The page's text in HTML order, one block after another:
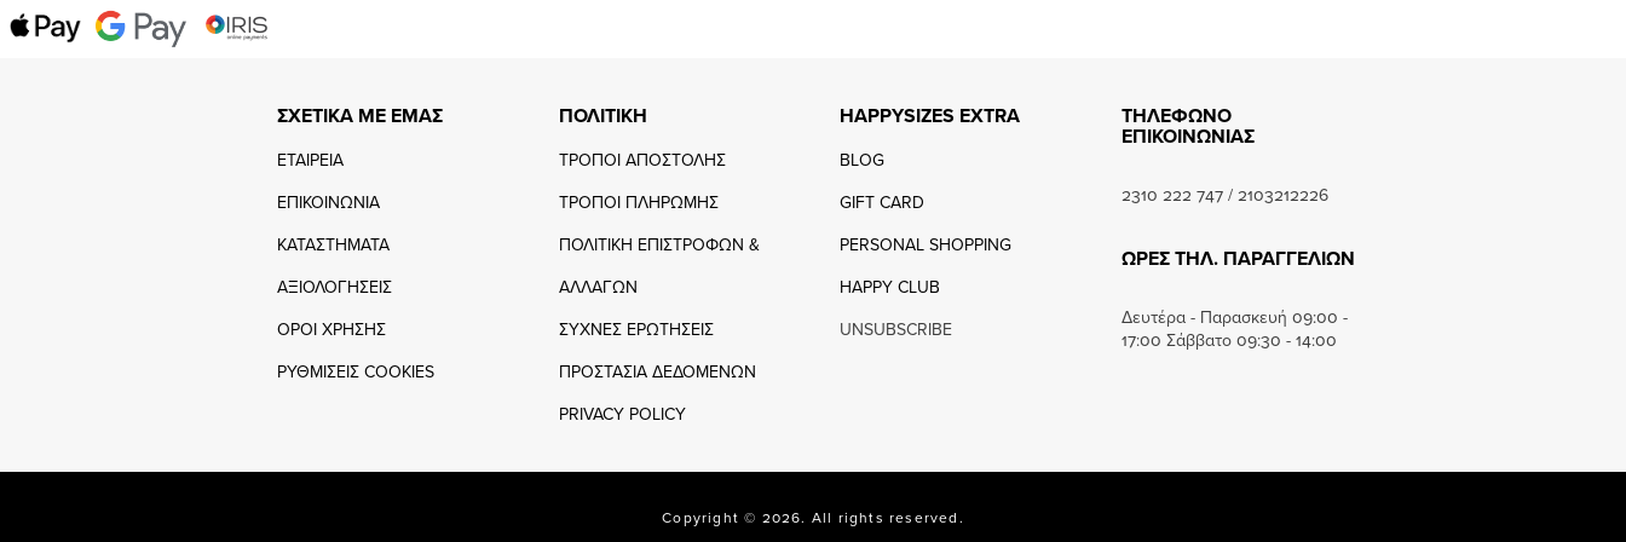
ΣΧΕΤΙΚΑ ΜΕ ΕΜΑΣ
ΕΤΑΙΡΕΙΑ
ΕΠΙΚΟΙΝΩΝΙΑ
ΚΑΤΑΣΤΗΜΑΤΑ
ΑΞΙΟΛΟΓΗΣΕΙΣ
ΟΡΟΙ ΧΡΗΣΗΣ
ΡΥΘΜΙΣΕΙΣ COOKIES
ΠΟΛΙΤΙΚΗ
ΤΡΟΠΟΙ ΑΠΟΣΤΟΛΗΣ
ΤΡΟΠΟΙ ΠΛΗΡΩΜΗΣ
ΠΟΛΙΤΙΚΗ ΕΠΙΣΤΡΟΦΩΝ &
ΑΛΛΑΓΩΝ
ΣΥΧΝΕΣ ΕΡΩΤΗΣΕΙΣ
ΠΡΟΣΤΑΣΙΑ ΔΕΔΟΜΕΝΩΝ
PRIVACY POLICY
HAPPYSIZES EXTRA
BLOG
GIFT CARD
PERSONAL SHOPPING
HAPPY CLUB
UNSUBSCRIBE
ΤΗΛΕΦΩΝΟ
ΕΠΙΚΟΙΝΩΝΙΑΣ
2310 222 747 /2103212226
ΩΡΕΣ ΤΗΛ. ΠΑΡΑΓΓΕΛΙΩΝ
Δευτέρα - Παρασκευή 09:00 -
17:00 Σάββατο 09:30 - 14:00
Copyright © 2026. All rights reserved.